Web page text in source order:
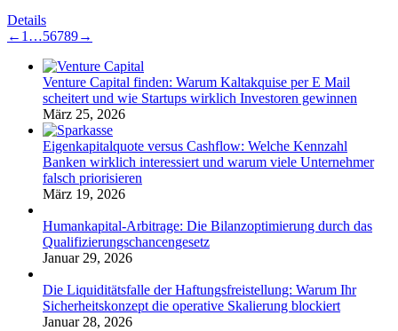
Details
← 1 …56789→
Venture Capital finden: Warum Kaltakquise per E Mail
scheitert und wie Startups wirklich Investoren gewinnen
März 25, 2026
Eigenkapitalquote versus Cashflow: Welche Kennzahl
Banken wirklich interessiert und warum viele Unternehmer
falsch priorisieren
März 19, 2026
Humankapital-Arbitrage: Die Bilanzoptimierung durch das
Qualifizierungschancengesetz
Januar 29, 2026
Die Liquiditätsfalle der Haftungsfreistellung: Warum Ihr
Sicherheitskonzept die operative Skalierung blockiert
Januar 28, 2026